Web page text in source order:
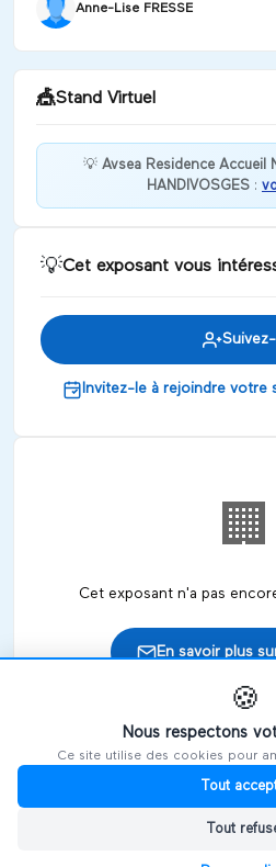
Anne-Lise FRESSE
🎪Stand Virtuel
ASSOCIATION VOSGIENNE POUR LA
DE L'ENFANCE, DE L'ADOLESCENCE ET DES
Discuter
💡 Avsea Residence Accueil
HANDIVOSGES :
💡Cet exposant vous
Invitez-le à rejoindre votre
🏢
Cet exposant n'a pas
En savoir plus
🎪Retrouvez cet exposant
🍪
Nous respectons
Ce site utilise des cookies pour
Tout
Tout